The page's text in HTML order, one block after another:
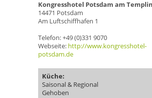
Kongresshotel Potsdam am
14471 Potsdam
Am Luftschiffhafen 1
Telefon: +49 (0)331 9070
Webseite: http://www.kongresshotel-
potsdam.de
Küche:
Saisonal & Regional
Gehoben